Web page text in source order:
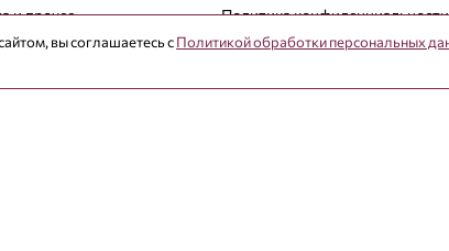
и прочее Политика конфиденциальности
вы соглашаетесь сПолитикой обработки персональных